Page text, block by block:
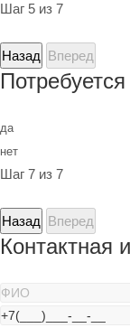
Шаг 5 из 7
Назад Вперед
да
нет
Шаг 7 из 7
Назад Вперед
Контактная